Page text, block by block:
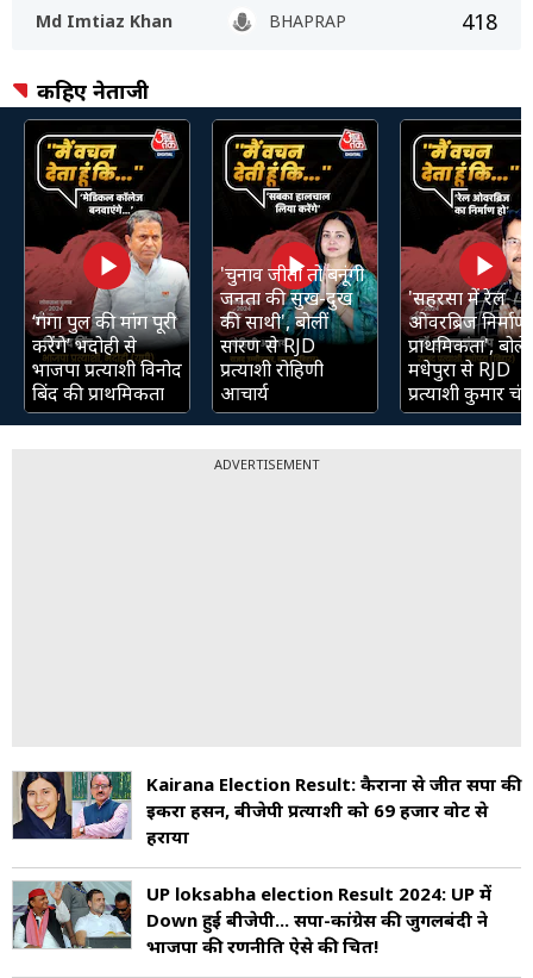
Md Imtiaz Khan BHAPRAP 418
कहिए नेताजी
‘गंगा पुल की मांग पूरी
करेंगे’ भदोही से
भाजपा प्रत्याशी विनोद
बिंद की प्राथमिकता
'चुनाव जीती तो बनूंगी
जनता की सुख-दुख
की साथी', बोलीं
सारण से RJD
प्रत्याशी रोहिणी
आचार्य
'सहरसा में रेल
ओवरब्रिज निर्माण
प्राथमिकता', बोले
मधेपुरा से RJD
प्रत्याशी कुमार
ADVERTISEMENT
Kairana Election Result: कैराना से जीतीं सपा की
इकरा हसन, बीजेपी प्रत्याशी को 69 हजार वोट से
हराया
UP loksabha election Result 2024: UP में
Down हुई बीजेपी... सपा-कांग्रेस की जुगलबंदी ने
भाजपा की रणनीति ऐसे की चित!